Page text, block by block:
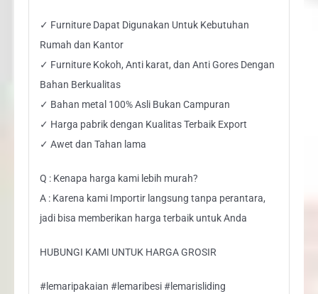
✓ Furniture Dapat Digunakan Untuk Kebutuhan
Rumah dan Kantor
✓ Furniture Kokoh, Anti karat, dan Anti Gores Dengan
Bahan Berkualitas
✓ Bahan metal 100% Asli Bukan Campuran
✓ Harga pabrik dengan Kualitas Terbaik Export
✓ Awet dan Tahan lama
Q : Kenapa harga kami lebih murah?
A : Karena kami Importir langsung tanpa perantara,
jadi bisa memberikan harga terbaik untuk Anda
HUBUNGI KAMI UNTUK HARGA GROSIR
#lemaripakaian #lemaribesi #lemarisliding